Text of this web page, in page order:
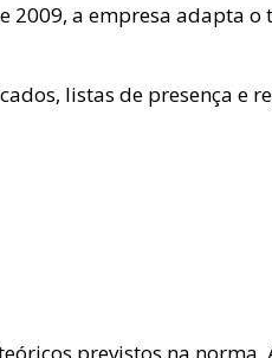
2009, a empresa
listas de presença